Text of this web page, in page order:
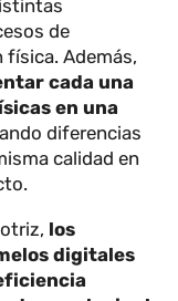
en el diseño
a los
de
física. Además,
cada una